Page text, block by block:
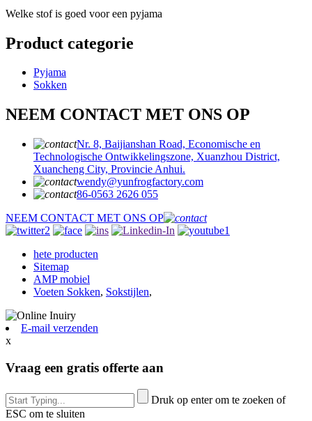
Welke stof is goed voor een pyjama
Product categorie
Pyjama
Sokken
NEEM CONTACT MET ONS OP
Nr. 8, Baijianshan Road, Economische en
Technologische Ontwikkelingszone, Xuanzhou District,
Xuancheng City, Provincie Anhui.
wendy@yunfrogfactory.com
86-0563 2626 055
NEEM CONTACT MET ONS OP
hete producten
Sitemap
AMP mobiel
Voeten Sokken, Sokstijlen,
E-mail verzenden
x
Vraag een gratis offerte aan
Druk op enter om te zoeken of
ESC om te sluiten